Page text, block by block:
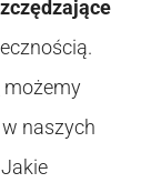
możemy
naszych